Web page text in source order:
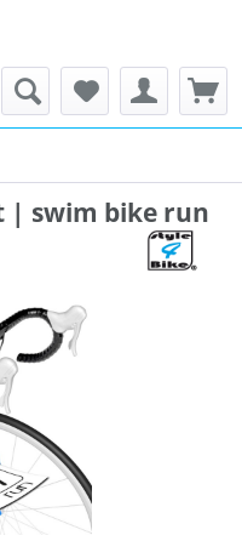
| swim bike run